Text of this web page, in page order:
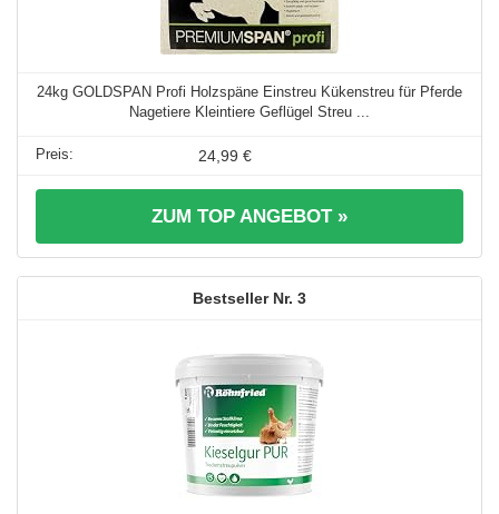
24kg GOLDSPAN Profi Holzspäne Einstreu Kükenstreu für Pferde
Nagetiere Kleintiere Geflügel Streu ...
24,99 €
ZUM TOP ANGEBOT »
3